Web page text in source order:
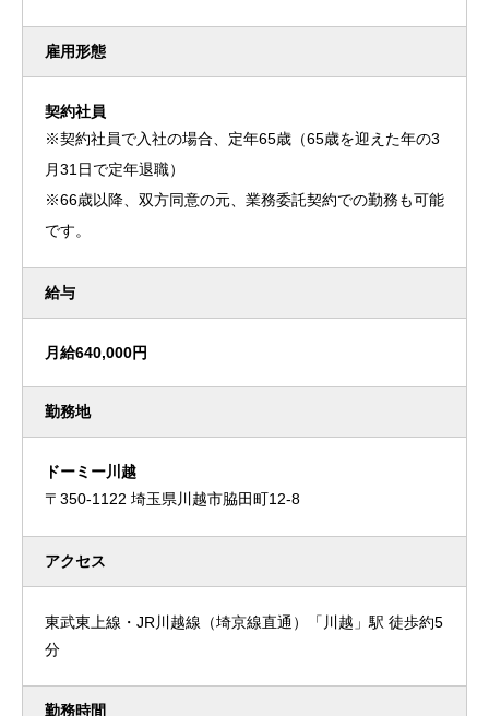
雇用形態
契約社員
※契約社員で入社の場合、定年65歳（65歳を迎えた年の3
月31日で定年退職）
※66歳以降、双方同意の元、業務委託契約での勤務も可能
です。
給与
月給640,000円
勤務地
ドーミー川越
〒350-1122 埼玉県川越市脇田町12-8
アクセス
東武東上線・JR川越線（埼京線直通）「川越」駅 徒歩約5
分
勤務時間